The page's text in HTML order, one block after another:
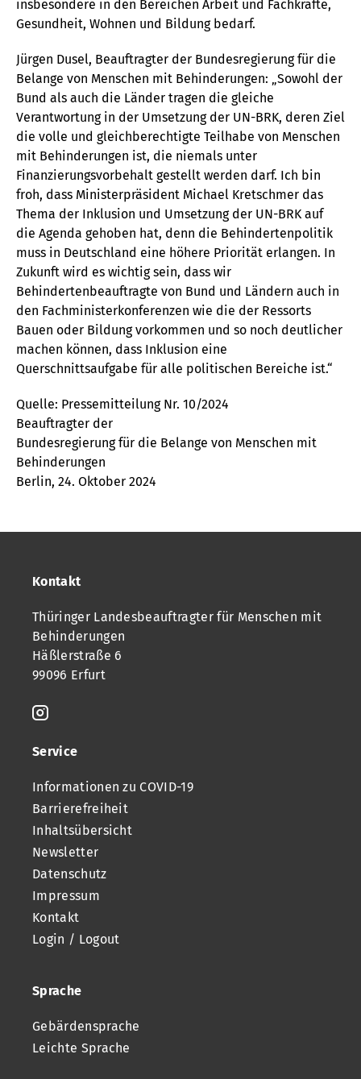
insbesondere in den Bereichen Arbeit und Fachkräfte,
Gesundheit, Wohnen und Bildung bedarf.
Jürgen Dusel, Beauftragter der Bundesregierung für die
Belange von Menschen mit Behinderungen: „Sowohl der
Bund als auch die Länder tragen die gleiche
Verantwortung in der Umsetzung der UN-BRK, deren Ziel
die volle und gleichberechtigte Teilhabe von Menschen
mit Behinderungen ist, die niemals unter
Finanzierungsvorbehalt gestellt werden darf. Ich bin
froh, dass Ministerpräsident Michael Kretschmer das
Thema der Inklusion und Umsetzung der UN-BRK auf
die Agenda gehoben hat, denn die Behindertenpolitik
muss in Deutschland eine höhere Priorität erlangen. In
Zukunft wird es wichtig sein, dass wir
Behindertenbeauftragte von Bund und Ländern auch in
den Fachministerkonferenzen wie die der Ressorts
Bauen oder Bildung vorkommen und so noch deutlicher
machen können, dass Inklusion eine
Querschnittsaufgabe für alle politischen Bereiche ist.“
Quelle: Pressemitteilung Nr. 10/2024
Beauftragter der
Bundesregierung für die Belange von Menschen mit
Behinderungen
Berlin, 24. Oktober 2024
Kontakt
Thüringer Landesbeauftragter für Menschen mit
Behinderungen
Häßlerstraße 6
99096 Erfurt
Service
Informationen zu COVID-19
Barrierefreiheit
Inhaltsübersicht
Newsletter
Datenschutz
Impressum
Kontakt
Login / Logout
Sprache
Gebärdensprache
Leichte Sprache